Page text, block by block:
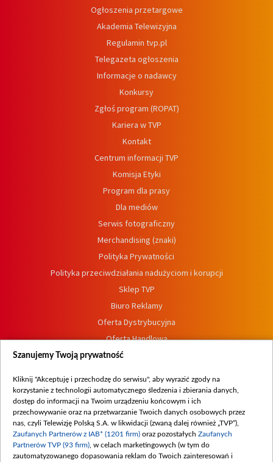
Ogłoszenia przetargowe
Akademia Telewizyjna
Regulamin tvp.pl
Telegazeta ogłoszenia
Informacje o nadawcy
Konkursy
Zgłoś program (ROPAT)
Kariera w TVP
Kontakt
Centrum informacji TVP
Komisja Etyki
Program dla prasy
Dla mediów
Serwis fotograficzny
Merchandising (znaki)
Polityka Prywatności
Polityka przeciwdziałania nadużyciom i korupcji
Sklep TVP
Biuro Reklamy
Oferta Dystrybucyjna
Oferta Handlowa
Dostępność
Procedura zgłoszeń wewnętrznych
Szanujemy Twoją prywatność
Kliknij "Akceptuję i przechodzę do serwisu", aby wyrazić zgody na
korzystanie z technologii automatycznego śledzenia i zbierania danych,
dostęp do informacji na Twoim urządzeniu końcowym i ich
przechowywanie oraz na przetwarzanie Twoich danych osobowych przez
nas, czyli Telewizję Polską S.A. w likwidacji (zwaną dalej również „TVP”),
Zaufanych Partnerów z IAB* (1201 firm) oraz pozostałych Zaufanych
Partnerów TVP (93 firm) , w celach marketingowych (w tym do
zautomatyzowanego dopasowania reklam do Twoich zainteresowań i